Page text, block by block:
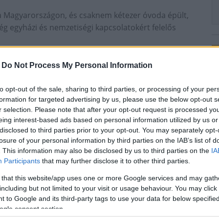
Do Not Process My Personal Information
opt-out of the sale, sharing to third parties, or processing of your
for targeted advertising by us, please use the below opt-out
selection. Please note that after your opt-out request is processed
interest-based ads based on personal information utilized by us
to third parties prior to your opt-out. You may separately
of your personal information by third parties on the IAB’s list of
This information may also be disclosed by us to third parties on the
Participants that may further disclose it to other third parties.
that this website/app uses one or more Google services and may
but not limited to your visit or usage behaviour. You may
to Google and its third-party tags to use your data for below
consent section.
és csaknem kétezer óvoda épült,
egyházi és nemzetiségi kapcsolatokért felelős
nevelést végző Wunderland óvoda jubileumi
nemzetiségi intézmény is van, a következő
elnöke elmondta, az óvodában a
felújították az épület fűtési rendszerét.
nemzetiségi önkormányzat fenntartásában
végzik.